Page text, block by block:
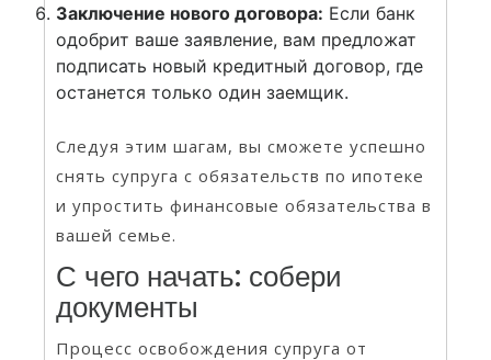
Заключение нового договора: Если банк
одобрит ваше заявление, вам предложат
подписать новый кредитный договор, где
останется только один заемщик.
Следуя этим шагам, вы сможете успешно
снять супруга с обязательств по ипотеке
и упростить финансовые обязательства в
вашей семье.
С чего начать: собери
документы
Процесс освобождения супруга от